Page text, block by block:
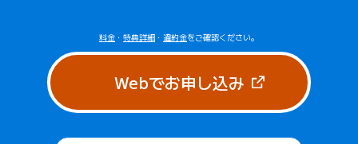
料金 ・ 特典詳細 ・ 違約金をご確認ください。
Webでお申し込み（新しいタブ